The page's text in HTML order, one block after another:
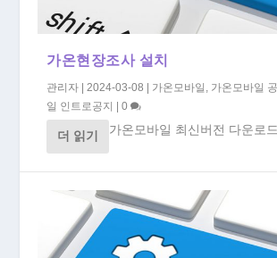
가온현장조사 설치
관리자 | 2024-03-08 | 가온모바일 가온모바일
일 인트로공지 |0
가온모바일 최신버전 다운로
더 읽기